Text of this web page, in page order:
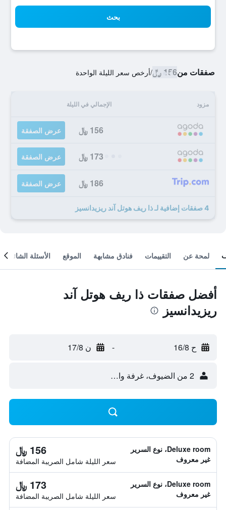
بحث
صفقات من156 ﷼ /أرخص سعر الليلة الواحدة
مزود الإجمالي في الليلة
156 ﷼ عرض الصفقة
173 ﷼ عرض الصفقة
186 ﷼ عرض الصفقة
4 صفقات إضافية لـ ذا ريف هوتل آند ريزيدانسيز
لمحة عن التقييمات فنادق مشابهة الموقع الأسئلة الشائعة
أفضل صفقات ذا ريف هوتل آند
ريزيدانسيز
ح 16/8 - ن 17/8
2 من الضيوف، غرفة واحدة
Deluxe room، نوع السرير
غير معروف
156 ﷼
سعر الليلة شامل الصريبة المضافة
Deluxe room، نوع السرير
غير معروف
173 ﷼
سعر الليلة شامل الصريبة المضافة